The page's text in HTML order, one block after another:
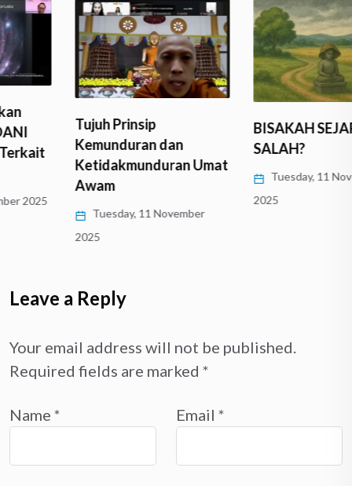
Tujuh Prinsip
Kemunduran dan
Ketidakmunduran Umat
Tuesday, 11 November
BISAKAH SEJARAH
Tuesday, 11 November
Leave a Reply
Your email address will not be published.
Required fields are marked *
Name * Email *